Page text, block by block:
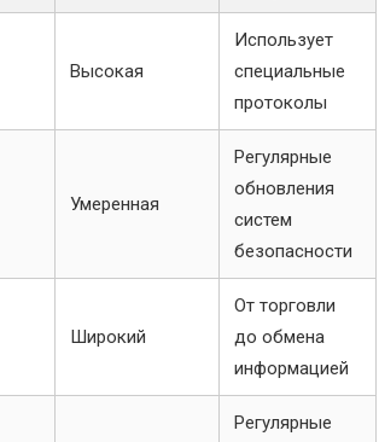
Высокая
Использует
специальные
протоколы
Умеренная
Регулярные
обновления
систем
безопасности
Широкий
От торговли
до обмена
информацией
Регулярные